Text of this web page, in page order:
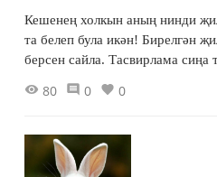
Кешенең холкын аның нинди
та белеп була икән! Бирелгән
берсен сайла. Тасвирлама сиңа
80 0 0